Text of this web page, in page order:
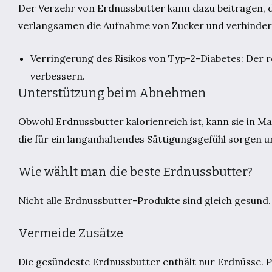
Der Verzehr von Erdnussbutter kann dazu
verlangsamen die Aufnahme von Zucker und
Verringerung des Risikos von Typ-2-Diabetes:
verbessern.
Unterstützung beim Abnehmen
Obwohl Erdnussbutter kalorienreich ist, kann sie in
die für ein langanhaltendes Sättigungsgefühl sorgen
Wie wählt man die beste Erdnussbutter?
Nicht alle Erdnussbutter-Produkte sind gleich
Vermeide Zusätze
Die gesündeste Erdnussbutter enthält nur Erdnüsse.